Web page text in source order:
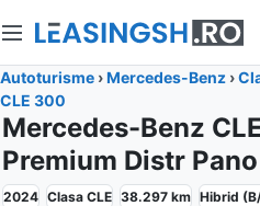
Autoturisme ›Mercedes-Benz ›
CLE 300
Mercedes-Benz
Premium Distr Pano
2024 Clasa CLE 38.297 km Hibrid